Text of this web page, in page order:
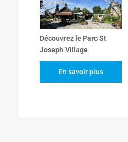
Découvrez le Parc St
Joseph Village
En savoir plus